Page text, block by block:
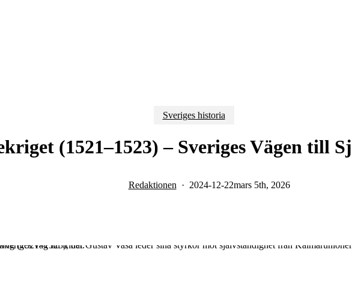
Sveriges historia
(1521–1523) – Sveriges Vägen till
Redaktionen 2024-12-22mars 5th, 2026